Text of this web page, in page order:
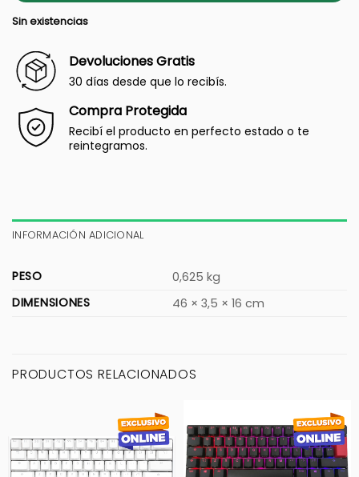
Sin existencias
Devoluciones Gratis
30 días desde que lo recibís.
Compra Protegida
Recibí el producto en perfecto estado o te
reintegramos.
INFORMACIÓN ADICIONAL
PESO
0,625 kg
DIMENSIONES
46 × 3,5 × 16 cm
PRODUCTOS RELACIONADOS